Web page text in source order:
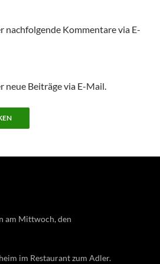
nachfolgende Kommentare via E-
neue Beiträge via E-Mail.
am Mittwoch, den
im Restaurant zum Adler.